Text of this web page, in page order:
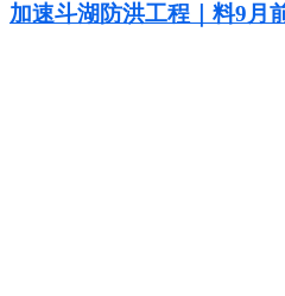
加速斗湖防洪工程｜料9月